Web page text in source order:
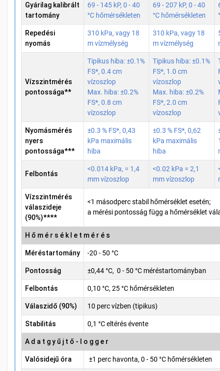
Gyárilag kalibrált
tartomány
69 - 145 kP, 0 - 40
°C hőmérsékleten
69 - 207 kP, 0 - 40
°C hőmérsékleten
Repedési
nyomás
310 kPa, vagy 18
m vízmélység
310 kPa, vagy 18
m vízmélység
Vízszintmérés
pontossága**
Tipikus hiba: ±0.1%
FS*, 0.4 cm
vízoszlop
Max. hiba: ±0.2%
FS*, 0.8 cm
vízoszlop
Tipikus hiba: ±0.1%
FS*, 1.0 cm
vízoszlop
Max. hiba: ±0.2%
FS*, 2.0 cm
vízoszlop
Nyomásmérés
nyers
pontossága***
±0.3 % FS*, 0,43
kPa maximális
hiba
±0.3 % FS*, 0,62
kPa maximális
hiba
Felbontás
<0.014 kPa, = 1,4
mm vízoszlop
<0.02 kPa = 2,1
mm vízoszlop
Vízszintmérés
válaszideje
(90%)****
<1 másodperc stabil hőmérséklet esetén;
a mérési pontosság függ a hőmérséklet
H ő m é r s é k l e t m é r é s
Méréstartomány -20 - 50 °C
Pontosság ±0,44 °C, 0 - 50 °C méréstartományban
Felbontás 0,10 °C, 25 °C hőmérsékleten
Válaszidő (90%) 10 perc vízben (tipikus)
Stabilitás 0,1 °C eltérés évente
A d a t g y ű j t ő - l o g g e r
Valósidejű óra ±1 perc havonta, 0 - 50 °C hőmérsékleten